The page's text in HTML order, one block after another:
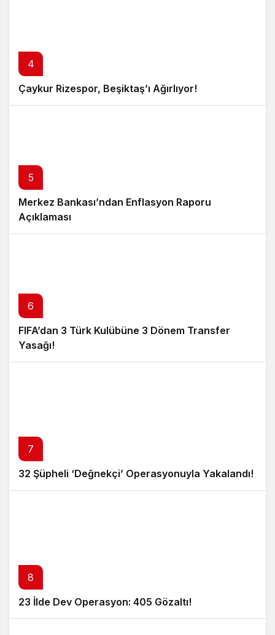
4
Çaykur Rizespor, Beşiktaş’ı Ağırlıyor!
5
Merkez Bankası’ndan Enflasyon Raporu
Açıklaması
6
FIFA’dan 3 Türk Kulübüne 3 Dönem Transfer
Yasağı!
7
32 Şüpheli ‘Değnekçi’ Operasyonuyla Yakalandı!
8
23 İlde Dev Operasyon: 405 Gözaltı!